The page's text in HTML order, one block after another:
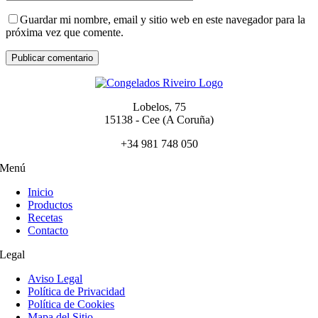
Guardar mi nombre, email y sitio web en este navegador para la
próxima vez que comente.
Lobelos, 75
15138 - Cee (A Coruña)
+34 981 748 050
Menú
Inicio
Productos
Recetas
Contacto
Legal
Aviso Legal
Política de Privacidad
Política de Cookies